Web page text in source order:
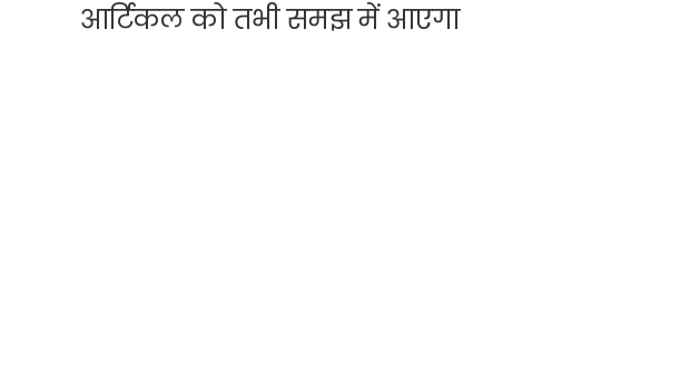
आर्टिकल को तभी समझ में आएगा